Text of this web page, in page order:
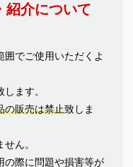
紹介について
囲でご使用いただくよ
します。
の販売は禁止致しま
ん。
の際に問題や損害等が